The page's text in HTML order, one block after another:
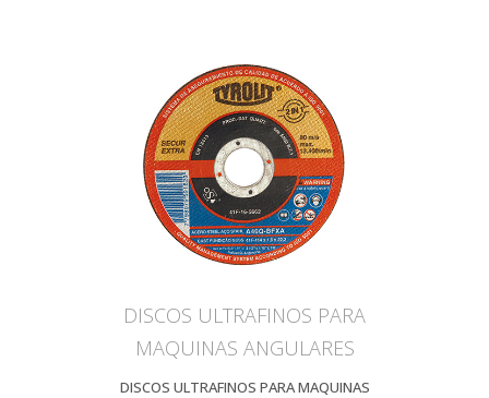
DISCOS ULTRAFINOS PARA
MAQUINAS ANGULARES
DISCOS ULTRAFINOS PARA MAQUINAS